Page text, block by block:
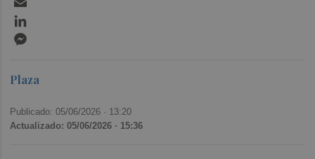
Plaza
Publicado: 05/06/2026 · 13:20
Actualizado: 05/06/2026 · 15:36